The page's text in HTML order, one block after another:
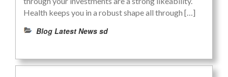
Health keeps you in a robust shape all through […]
Blog Latest News sd